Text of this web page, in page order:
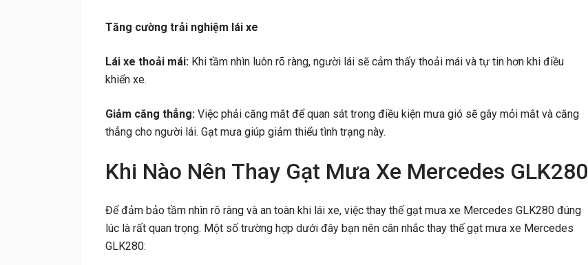
Tăng cường trải nghiệm lái xe
Lái xe thoải mái: Khi tầm nhìn luôn rõ ràng, người lái sẽ cảm thấy thoải mái và tự tin hơn khi điều
khiển xe.
Giảm căng thẳng: Việc phải căng mắt để quan sát trong điều kiện mưa gió sẽ gây mỏi mắt và căng
thẳng cho người lái. Gạt mưa giúp giảm thiểu tình trạng này.
Khi Nào Nên Thay Gạt Mưa Xe Mercedes GLK280
Để đảm bảo tầm nhìn rõ ràng và an toàn khi lái xe, việc thay thế gạt mưa xe Mercedes GLK280 đúng
lúc là rất quan trọng. Một số trường hợp dưới đây bạn nên cân nhắc thay thế gạt mưa xe Mercedes
GLK280: